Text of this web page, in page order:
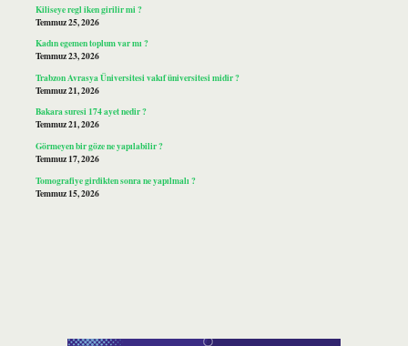
Kiliseye regl iken girilir mi ?
Temmuz 25, 2026
Kadın egemen toplum var mı ?
Temmuz 23, 2026
Trabzon Avrasya Üniversitesi vakıf üniversitesi midir ?
Temmuz 21, 2026
Bakara suresi 174 ayet nedir ?
Temmuz 21, 2026
Görmeyen bir göze ne yapılabilir ?
Temmuz 17, 2026
Tomografiye girdikten sonra ne yapılmalı ?
Temmuz 15, 2026